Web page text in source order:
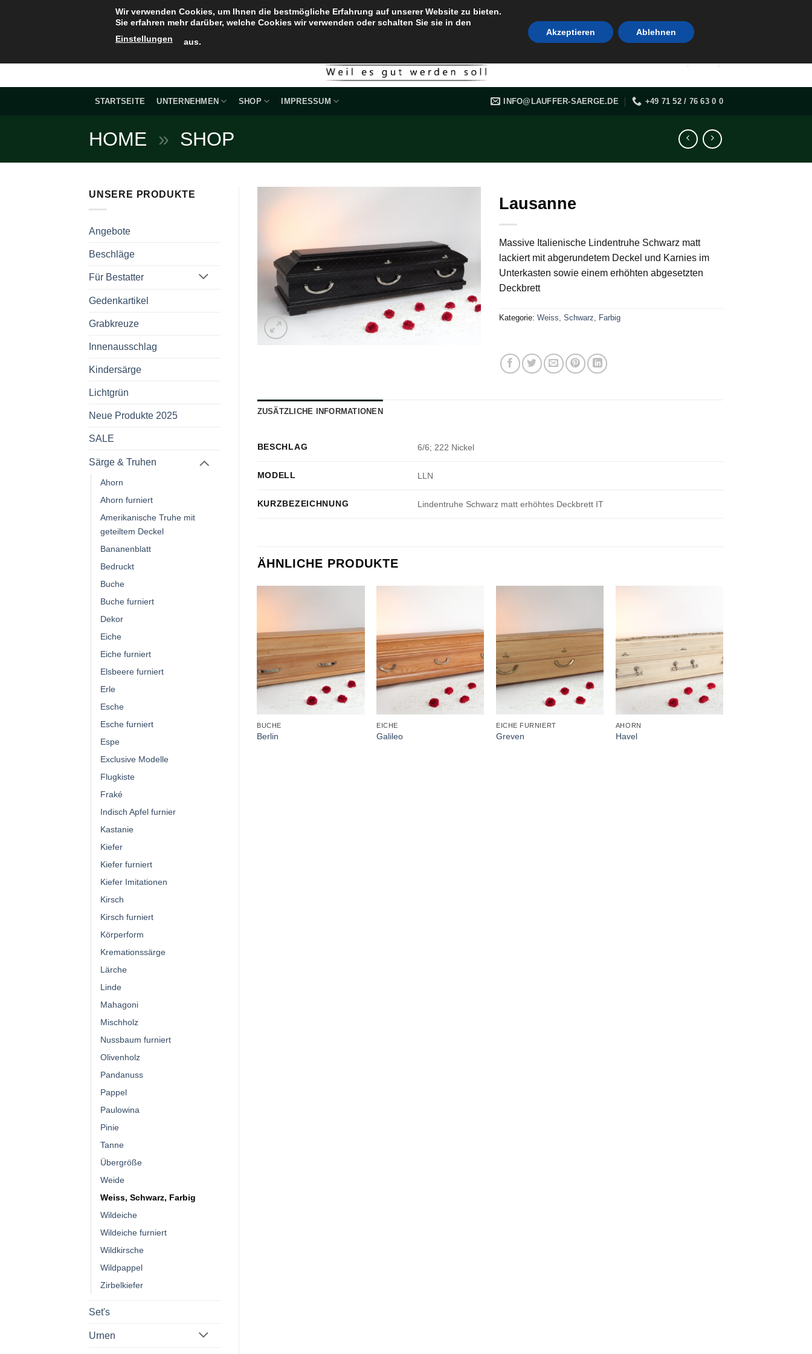
STARTSEITE UNTERNEHMEN SHOP IMPRESSUM INFO@LAUFFER-SAERGE.DE +49 71 52 / 76 63 0 0
HOME » SHOP
UNSERE PRODUKTE
Angebote
Beschläge
Für Bestatter
Gedenkartikel
Grabkreuze
Innenausschlag
Kindersärge
Lichtgrün
Neue Produkte 2025
SALE
Särge & Truhen
Ahorn
Ahorn furniert
Amerikanische Truhe mit
geteiltem Deckel
Bananenblatt
Bedruckt
Buche
Buche furniert
Dekor
Eiche
Eiche furniert
Elsbeere furniert
Erle
Esche
Esche furniert
Espe
Exclusive Modelle
Flugkiste
Fraké
Indisch Apfel furnier
Kastanie
Kiefer
Kiefer furniert
Kiefer Imitationen
Kirsch
Kirsch furniert
Körperform
Kremationssärge
Lärche
Linde
Mahagoni
Mischholz
Nussbaum furniert
Olivenholz
Pandanuss
Pappel
Paulowina
Pinie
Tanne
Übergröße
Weide
Weiss, Schwarz, Farbig
Wildeiche
Wildeiche furniert
Wildkirsche
Wildpappel
Zirbelkiefer
Set's
Urnen
Lausanne
Massive Italienische Lindentruhe Schwarz matt
lackiert mit abgerundetem Deckel und Karnies im
Unterkasten sowie einem erhöhten abgesetzten
Deckbrett
Kategorie:Weiss, Schwarz, Farbig
ZUSÄTZLICHE INFORMATIONEN
BESCHLAG 6/6; 222 Nickel
MODELL LLN
KURZBEZEICHNUNG Lindentruhe Schwarz matt erhöhtes Deckbrett IT
ÄHNLICHE PRODUKTE
BUCHE
Berlin
EICHE
Galileo
EICHE FURNIERT
Greven
AHORN
Havel
Wir verwenden Cookies, um Ihnen die bestmögliche Erfahrung auf unserer Website zu bieten.
Sie erfahren mehr darüber, welche Cookies wir verwenden oder schalten Sie sie in den
Einstellungen
aus.
Akzeptieren Ablehnen